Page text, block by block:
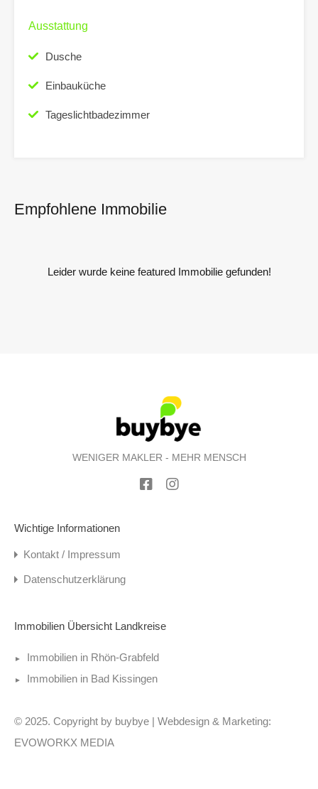
Ausstattung
Dusche
Einbauküche
Tageslichtbadezimmer
Empfohlene Immobilie
Leider wurde keine featured Immobilie gefunden!
WENIGER MAKLER - MEHR MENSCH
Wichtige Informationen
Kontakt / Impressum
Datenschutzerklärung
Immobilien Übersicht Landkreise
Immobilien in Rhön-Grabfeld
Immobilien in Bad Kissingen
© 2025. Copyright by buybye | Webdesign & Marketing:
EVOWORKX MEDIA